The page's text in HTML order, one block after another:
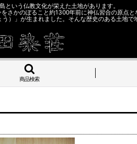
という仏教文化が栄えた土地があります。
かのぼること約1300年前に神仏習合の原点と
）」が生まれました。そんな歴史のある土地で
商品検索